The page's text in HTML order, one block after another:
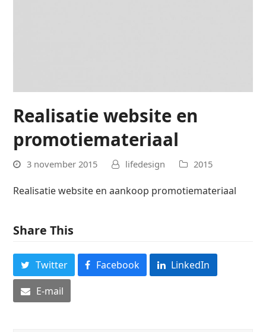
Realisatie website en
promotiemateriaal
3 november 2015 lifedesign 2015
Realisatie website en aankoop promotiemateriaal
Share This
Twitter Facebook
LinkedIn
E-mail